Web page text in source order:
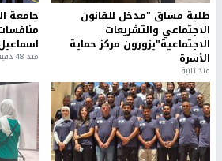
خلوف،
أسامة دقروق المضرب
كميل، وعبد الرحمن إياد براقة، وزهدي طلال
منذ 14 يومًا، وانضم للإضراب منذ أربعة
الدين ذياب العمارين (22 عامًا) من بلدة بيت عوا/ الخليل.